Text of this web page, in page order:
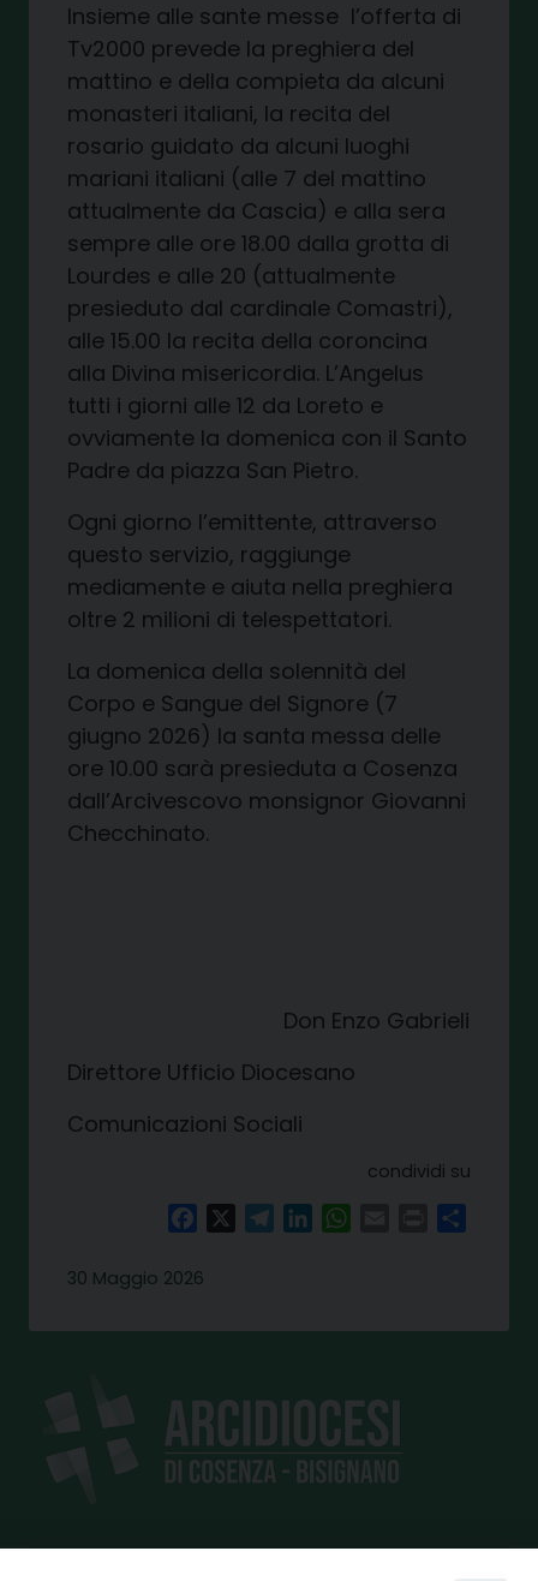
Insieme alle sante messe l’offerta di
Tv2000 prevede la preghiera del
mattino e della compieta da alcuni
monasteri italiani, la recita del
rosario guidato da alcuni luoghi
mariani italiani (alle 7 del mattino
attualmente da Cascia) e alla sera
sempre alle ore 18.00 dalla grotta di
Lourdes e alle 20 (attualmente
presieduto dal cardinale Comastri),
alle 15.00 la recita della coroncina
alla Divina misericordia. L’Angelus
tutti i giorni alle 12 da Loreto e
ovviamente la domenica con il Santo
Padre da piazza San Pietro.
Ogni giorno l’emittente, attraverso
questo servizio, raggiunge
mediamente e aiuta nella preghiera
oltre 2 milioni di telespettatori.
La domenica della solennità del
Corpo e Sangue del Signore (7
giugno 2026) la santa messa delle
ore 10.00 sarà presieduta a Cosenza
dall’Arcivescovo monsignor Giovanni
Checchinato.
Don Enzo Gabrieli
Direttore Ufficio Diocesano
Comunicazioni Sociali
condividi su
FacebookTelegramLinkedInWhatsAppPrint
30 Maggio 2026